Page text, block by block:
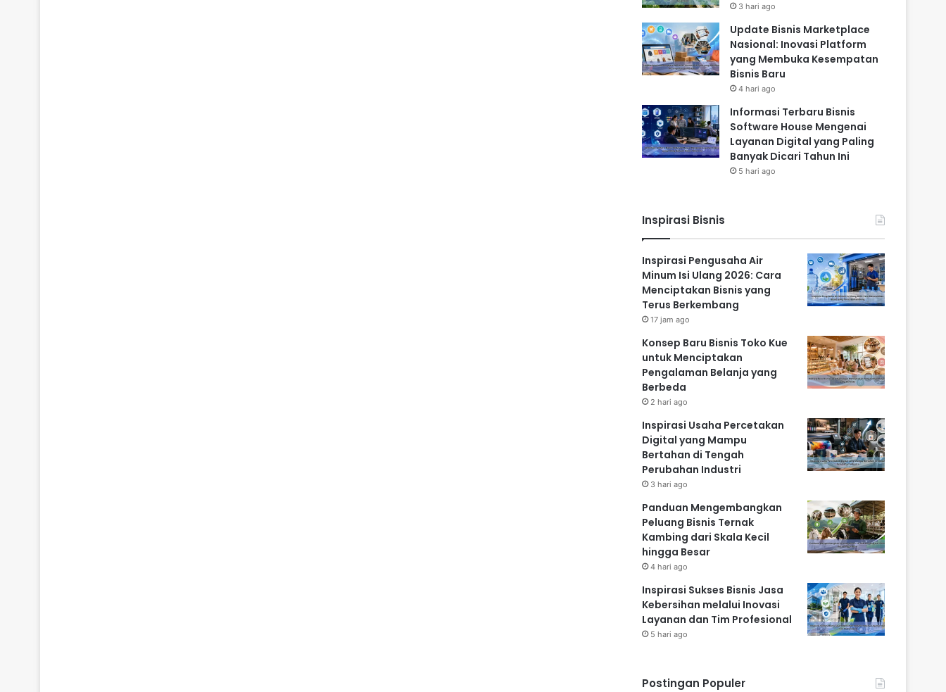
3 hari ago
Update Bisnis Marketplace
Nasional: Inovasi Platform
yang Membuka Kesempatan
Bisnis Baru
4 hari ago
Informasi Terbaru Bisnis
Software House Mengenai
Layanan Digital yang Paling
Banyak Dicari Tahun Ini
5 hari ago
Inspirasi Bisnis
Inspirasi Pengusaha Air
Minum Isi Ulang 2026: Cara
Menciptakan Bisnis yang
Terus Berkembang
17 jam ago
Konsep Baru Bisnis Toko Kue
untuk Menciptakan
Pengalaman Belanja yang
Berbeda
2 hari ago
Inspirasi Usaha Percetakan
Digital yang Mampu
Bertahan di Tengah
Perubahan Industri
3 hari ago
Panduan Mengembangkan
Peluang Bisnis Ternak
Kambing dari Skala Kecil
hingga Besar
4 hari ago
Inspirasi Sukses Bisnis Jasa
Kebersihan melalui Inovasi
Layanan dan Tim Profesional
5 hari ago
Postingan Populer